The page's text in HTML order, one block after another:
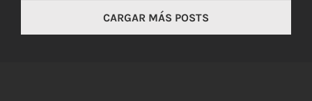
CARGAR MÁS POSTS